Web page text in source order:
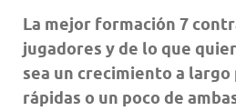
La mejor formación 7
jugadores y de lo que
sea un crecimiento a largo
rápidas o un poco de